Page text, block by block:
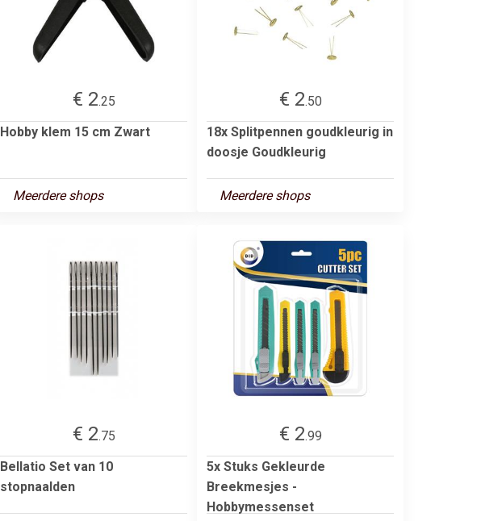
€ 2.25
Hobby klem 15 cm Zwart
Meerdere shops
€ 2.50
18x Splitpennen goudkleurig in
doosje Goudkleurig
Meerdere shops
€ 2.75
Bellatio Set van 10
stopnaalden
€ 2.99
5x Stuks Gekleurde
Breekmesjes -
Hobbymessenset